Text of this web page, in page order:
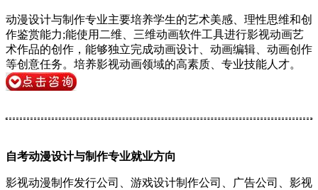
动漫设计与制作专业主要培养学生的艺术美感、理性思维和创
作鉴赏能力;能使用二维、三维动画软件工具进行影视动画艺
术作品的创作，能够独立完成动画设计、动画编辑、动画创作
等创意任务。培养影视动画领域的高素质、专业技能人才。
自考动漫设计与制作专业就业方向
影视动漫制作发行公司、游戏设计制作公司、广告公司、影视